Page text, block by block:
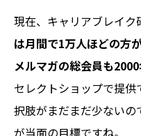
現在、キャリアブレイク
は月間で1万人ほどの方
メルマガの総会員も2000
セレクトショップで提
択肢がまだまだ少ないの
が当面の目標ですね。